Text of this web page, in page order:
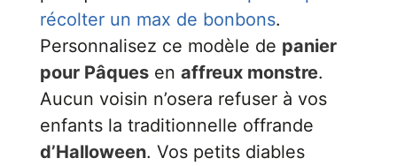
récolter un max de bonbons.
Personnalisez ce modèle de panier
pour Pâquesen affreux monstre.
Aucun voisin n’osera refuser à vos
enfants la traditionnelle offrande
d’Halloween. Vos petits diables